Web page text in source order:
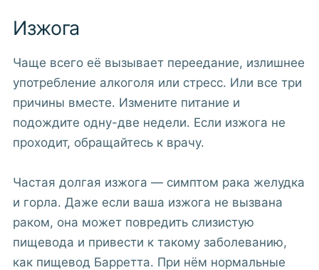
Изжога
Чаще всего её вызывает переедание, излишнее
употребление алкоголя или стресс. Или все три
причины вместе. Измените питание и
подождите одну-две недели. Если изжога не
проходит, обращайтесь к врачу.
Частая долгая изжога — симптом рака желудка
и горла. Даже если ваша изжога не вызвана
раком, она может повредить слизистую
пищевода и привести к такому заболеванию,
как пищевод Барретта. При нём нормальные